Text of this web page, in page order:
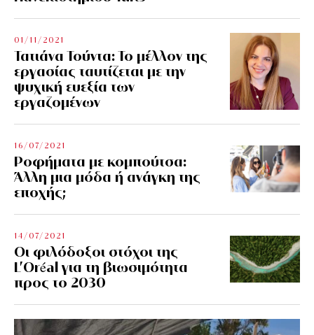
01/11/2021
Τατιάνα Τούντα: Το μέλλον της
εργασίας ταυτίζεται με την
ψυχική ευεξία των
εργαζομένων
16/07/2021
Ροφήματα με κομπούτσα:
Άλλη μια μόδα ή ανάγκη της
εποχής;
14/07/2021
Οι φιλόδοξοι στόχοι της
L’Oréal για τη βιωσιμότητα
προς το 2030